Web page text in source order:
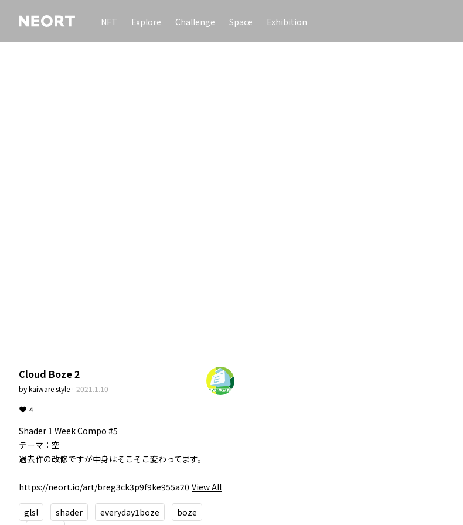
NFT Explore Challenge Space Exhibition
Cloud Boze 2
bykaiware style · 2021.1.10
4
Shader 1 Week Compo #5
テーマ：空
過去作の改修ですが中身はそこそこ変わってます。
https://neort.io/art/breg3ck3p9f9ke955a20 View All
glsl shader everyday1boze
boze